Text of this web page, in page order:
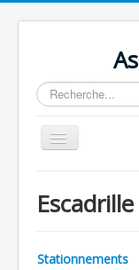
Rechercher
Basculer
la
Chronologie
Stationnements